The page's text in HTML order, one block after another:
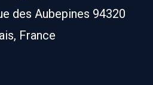
des Aubepines 94320
France